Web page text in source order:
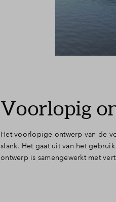
Voorlopig
Het voorlopige ontwerp van de
slank. Het gaat uit van het
ontwerp is samengewerkt met